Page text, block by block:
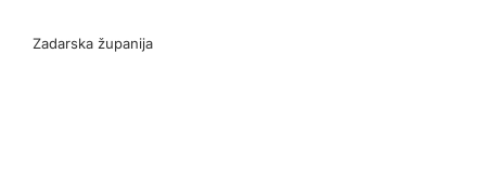
Zadarska županija